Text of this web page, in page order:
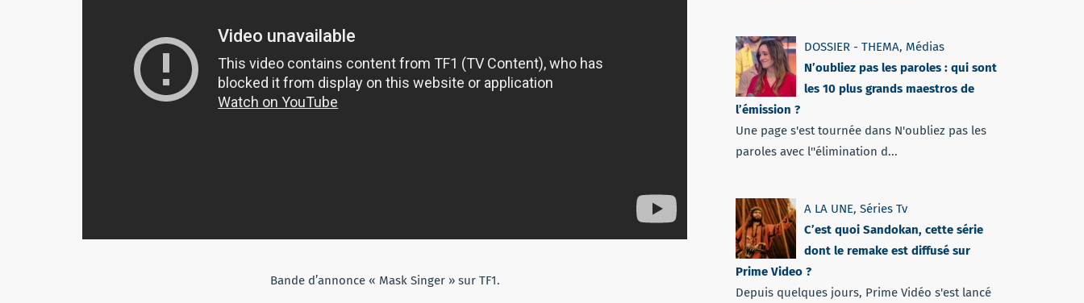
Bande d’annonce « Mask Singer » sur TF1.
DOSSIER - THEMA, Médias
N’oubliez pas les paroles : qui sont
les 10 plus grands maestros de
l’émission ?
Une page s'est tournée dans N'oubliez pas les
paroles avec l''élimination d...
A LA UNE, Séries Tv
C’est quoi Sandokan, cette série
dont le remake est diffusé sur
Prime Video ?
Depuis quelques jours, Prime Vidéo s'est lancé